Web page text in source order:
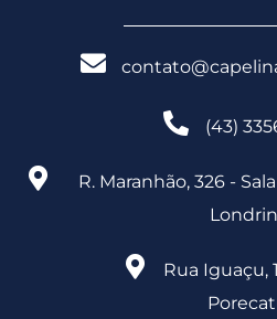
(43)
R. Maranhão, 326 -
Rua Iguaçu,